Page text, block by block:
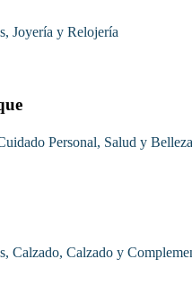
Joyería y Relojería
Personal, Salud y Belleza
Calzado, Calzado y